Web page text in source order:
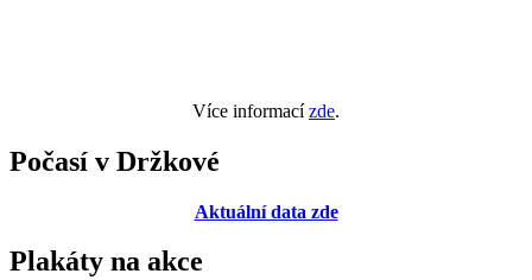
Více informacízde.
Počasí v Držkové
Aktuální data zde
Plakáty na akce